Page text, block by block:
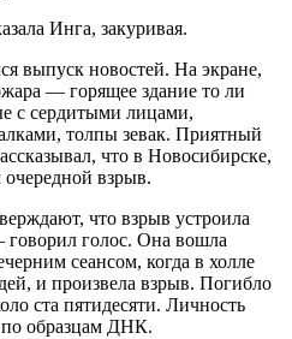
Инга, закуривая.
выпуск новостей. На экране,
— горящее здание то ли
с сердитыми лицами,
толпы зевак. Приятный
что в Новосибирске,
взрыв.
что взрыв устроила
голос. Она вошла
сеансом, когда в холле
и произвела взрыв. Погибло
ста пятидесяти. Личность
по образцам ДНК.